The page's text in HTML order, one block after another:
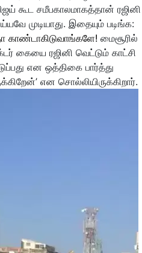
கூட சமீபகாலமாகத்தான் ரஜினி
முடியாது. இதையும் படிங்க:
காண்டாகிடுவாங்களே! மைசூரில்
கையை ரஜினி வெட்டும் காட்சி
என ஒத்திகை பார்த்து
என சொல்லியிருக்கிறார்.